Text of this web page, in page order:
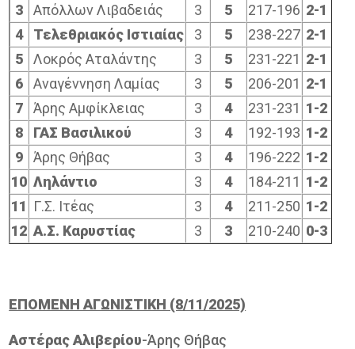
3
Απόλλων Λιβαδειάς 3 5 217-196 2-1
4
Τελεθριακός Ιστιαίας 3 5 238-227 2-1
5
Λοκρός Αταλάντης 3 5 231-221 2-1
6
Αναγέννηση Λαμίας 3 5 206-201 2-1
7
Άρης Αμφίκλειας 3 4 231-231 1-2
8
ΓΑΣ Βασιλικού 3 4 192-193 1-2
9
Άρης Θήβας 3 4 196-222 1-2
10 Ληλάντιο 3 4 184-211 1-2
11
Γ.Σ. Ιτέας 3 4 211-250 1-2
12 Α.Σ. Καρυστίας 3 3 210-240 0-3
ΕΠΟΜΕΝΗ ΑΓΩΝΙΣΤΙΚΗ (8/11/2025)
Αστέρας Αλιβερίου-Άρης Θήβας